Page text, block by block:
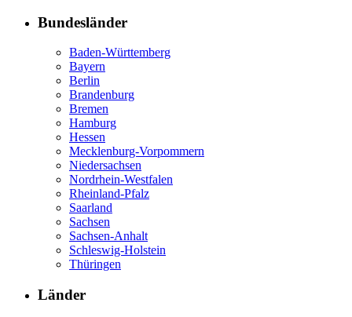
Bundesländer
Baden-Württemberg
Bayern
Berlin
Brandenburg
Bremen
Hamburg
Hessen
Mecklenburg-Vorpommern
Niedersachsen
Nordrhein-Westfalen
Rheinland-Pfalz
Saarland
Sachsen
Sachsen-Anhalt
Schleswig-Holstein
Thüringen
Länder